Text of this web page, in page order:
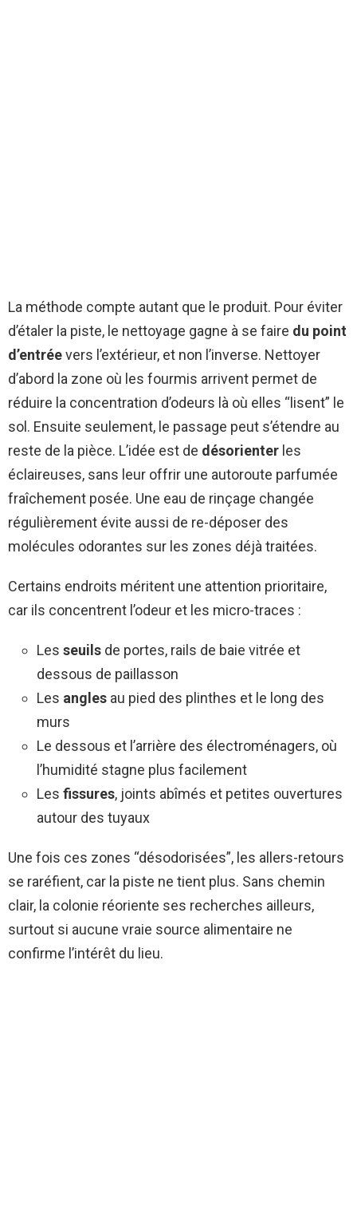
La méthode compte autant que le produit. Pour éviter
d’étaler la piste, le nettoyage gagne à se faire du point
d’entréevers l’extérieur, et non l’inverse. Nettoyer
d’abord la zone où les fourmis arrivent permet de
réduire la concentration d’odeurs là où elles “lisent” le
sol. Ensuite seulement, le passage peut s’étendre au
reste de la pièce. L’idée est de désorienter les
éclaireuses, sans leur offrir une autoroute parfumée
fraîchement posée. Une eau de rinçage changée
régulièrement évite aussi de re-déposer des
molécules odorantes sur les zones déjà traitées.
Certains endroits méritent une attention prioritaire,
car ils concentrent l’odeur et les micro-traces :
Les seuils de portes, rails de baie vitrée et
dessous de paillasson
Les angles au pied des plinthes et le long des
murs
Le dessous et l’arrière des électroménagers, où
l’humidité stagne plus facilement
Les fissures, joints abîmés et petites ouvertures
autour des tuyaux
Une fois ces zones “désodorisées”, les allers-retours
se raréfient, car la piste ne tient plus. Sans chemin
clair, la colonie réoriente ses recherches ailleurs,
surtout si aucune vraie source alimentaire ne
confirme l’intérêt du lieu.